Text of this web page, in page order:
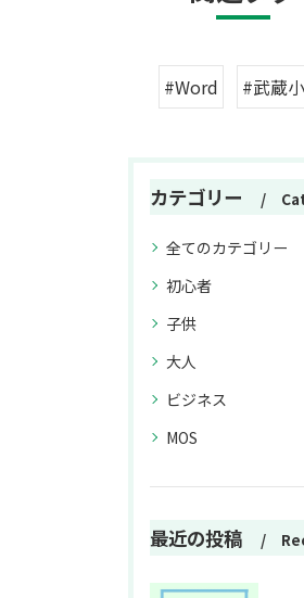
#Word #武蔵
カテゴリー
全てのカテゴリー
初心者
子供
大人
ビジネス
MOS
最近の投稿